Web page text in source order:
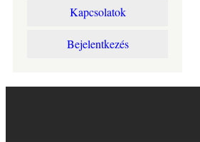
Kapcsolatok
Bejelentkezés